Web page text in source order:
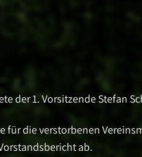
der 1. Vorsitzende Stefan
für die verstorbenen
ab.